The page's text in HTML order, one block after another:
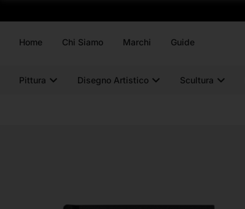
Home Chi Siamo Marchi Guide
Pittura Disegno Artistico Scultura